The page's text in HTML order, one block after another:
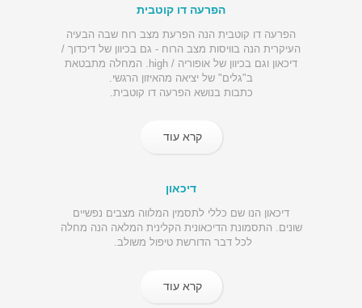
הפרעה דו קוטבית
הפרעה דו קוטבית הנה הפרעת מצב רוח שבה הבעיה
העיקרית הנה בוויסות מצב הרוח - גם בכיוון של דיכדוך /
דיכאון וגם בכיוון של אופוריה / high. המחלה מתבטאת
ב"גלים" של יציאה מהאיזון הרגשי.
כתבות בנושא הפרעה דו קוטבית.
קרא עוד
דיכאון
דיכאון הנו שם כללי לתסמין המלווה מצבים נפשיים
שונים. התסמונת הדיכאונית הקלינית המלאה הנה מחלה
לכל דבר הדורשת טיפול משולב.
קרא עוד